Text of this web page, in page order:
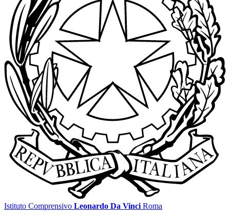
Istituto Comprensivo Leonardo Da Vinci Roma